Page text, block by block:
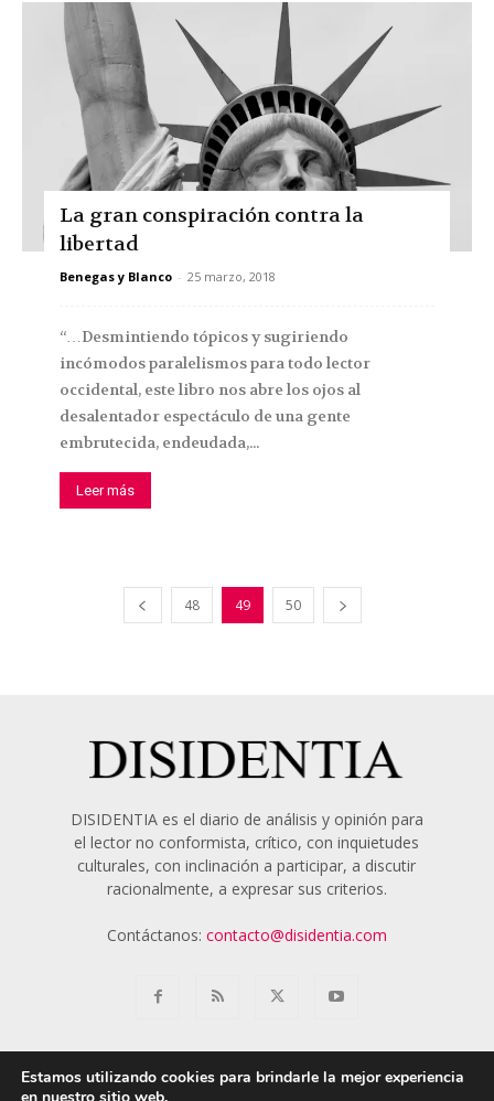
La gran conspiración contra la
libertad
Benegas y Blanco - 25 marzo, 2018
“…Desmintiendo tópicos y sugiriendo
incómodos paralelismos para todo lector
occidental, este libro nos abre los ojos al
desalentador espectáculo de una gente
embrutecida, endeudada,...
Leer más
48 49 50
DISIDENTIA es el diario de análisis y opinión para
el lector no conformista, crítico, con inquietudes
culturales, con inclinación a participar, a discutir
racionalmente, a expresar sus criterios.
Contáctanos: contacto@disidentia.com
Estamos utilizando cookies para brindarle la mejor experiencia